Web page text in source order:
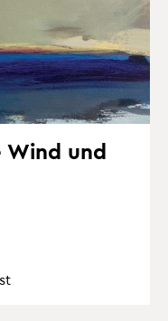
Wind und